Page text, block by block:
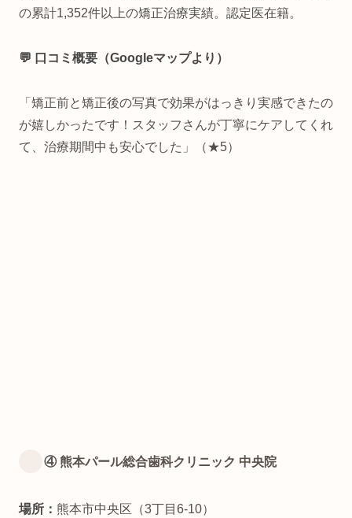
の累計1,352件以上の矯正治療実績。認定医在籍。
💬 口コミ概要（Googleマップより）
「矯正前と矯正後の写真で効果がはっきり実感できたの
が嬉しかったです！スタッフさんが丁寧にケアしてくれ
て、治療期間中も安心でした」（★5）
④ 熊本パール総合歯科クリニック 中央院
場所： 熊本市中央区（3丁目6-10）